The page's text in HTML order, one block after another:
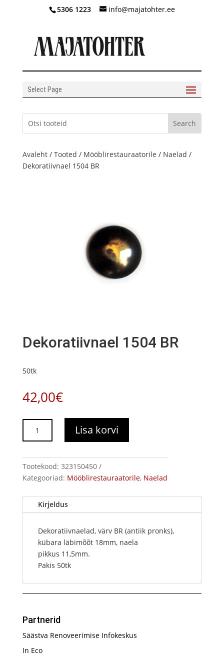
5306 1223 info@majatohter.ee
Select Page
Avaleht/ Tooted / Mööblirestauraatorile / Naelad /
Dekoratiivnael 1504 BR
Dekoratiivnael 1504 BR
50tk
42,00€
1504
kogus
Lisa korvi
Tootekood: 323150450
Kategooriad: Mööblirestauraatorile, Naelad
Kirjeldus
Dekoratiivnaelad, värv BR (antiik pronks),
kübara läbimõõt 18mm, naela
pikkus 11,5mm.
Pakis 50tk
Partnerid
Säästva Renoveerimise Infokeskus
In Eco